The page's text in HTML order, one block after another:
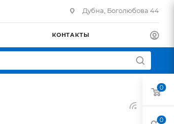
Дубна, Боголюбова 44
КОНТАКТЫ
0
0